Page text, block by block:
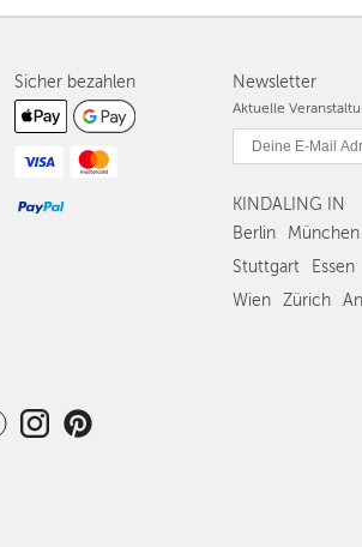
Newsletter
Aktuelle
KINDALING IN
Berlin
München
Stuttgart
Essen
Wien
Zürich
Sicher bezahlen